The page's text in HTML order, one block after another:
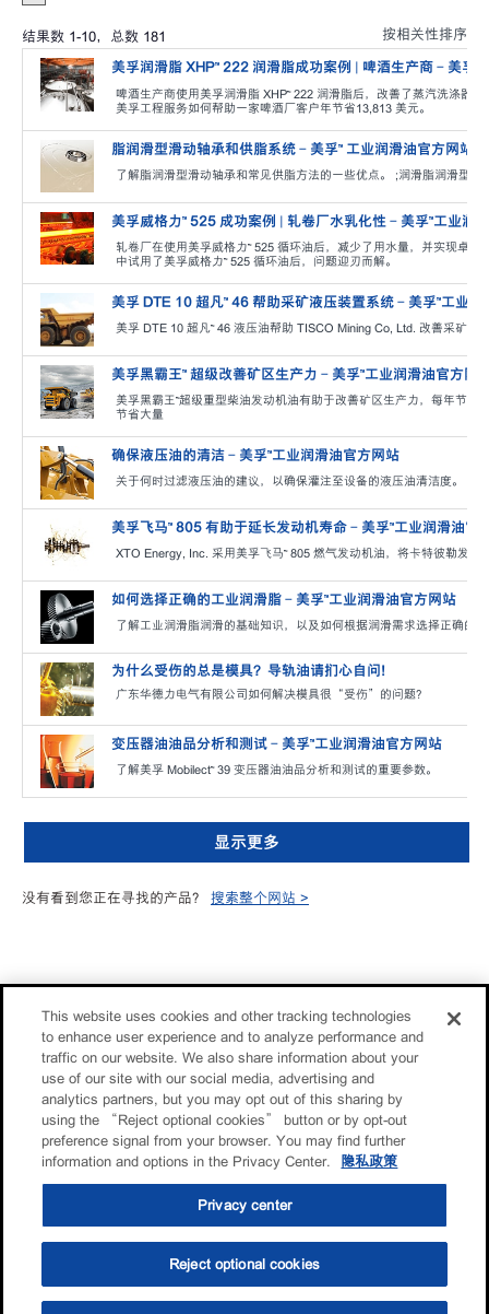
结果数 1-10，总数 181 按相关性排序
美孚润滑脂 XHP™ 222 润滑脂成功案例 | 啤酒生产商 - 美孚™
啤酒生产商使用美孚润滑脂 XHP™ 222 润滑脂后，改善了蒸汽洗涤器
美孚工程服务如何帮助一家啤酒厂客户年节省13,813 美元。
脂润滑型滑动轴承和供脂系统 - 美孚™ 工业润滑油官方网站
了解脂润滑型滑动轴承和常见供脂方法的一些优点。 ;润滑脂润滑型
美孚威格力™ 525 成功案例 | 轧卷厂水乳化性 - 美孚™工业润
轧卷厂在使用美孚威格力™ 525 循环油后，减少了用水量，并实现卓
中试用了美孚威格力™ 525 循环油后，问题迎刃而解。
美孚 DTE 10 超凡™ 46 帮助采矿液压装置系统 - 美孚™工业
美孚 DTE 10 超凡™ 46 液压油帮助 TISCO Mining Co, Ltd. 改善采矿倾
美孚黑霸王™ 超级改善矿区生产力 - 美孚™工业润滑油官方网
美孚黑霸王™超级重型柴油发动机油有助于改善矿区生产力，每年节
节省大量
确保液压油的清洁 - 美孚™工业润滑油官方网站
关于何时过滤液压油的建议，以确保灌注至设备的液压油清洁度。
美孚飞马™ 805 有助于延长发动机寿命 - 美孚™工业润滑油官
XTO Energy, Inc. 采用美孚飞马™ 805 燃气发动机油，将卡特彼勒发动
如何选择正确的工业润滑脂 - 美孚™工业润滑油官方网站
了解工业润滑脂润滑的基础知识，以及如何根据润滑需求选择正确的
为什么受伤的总是模具？导轨油请扪心自问！
广东华德力电气有限公司如何解决模具很“受伤”的问题？
变压器油油品分析和测试 - 美孚™工业润滑油官方网站
了解美孚 Mobilect™ 39 变压器油油品分析和测试的重要参数。
显示更多
没有看到您正在寻找的产品？ 搜索整个网站 >
This website uses cookies and other tracking technologies
to enhance user experience and to analyze performance and
traffic on our website. We also share information about your
use of our site with our social media, advertising and
analytics partners, but you may opt out of this sharing by
using the “Reject optional cookies” button or by opt-out
preference signal from your browser. You may find further
information and options in the Privacy Center.
隐私政策
Privacy center
Reject optional cookies